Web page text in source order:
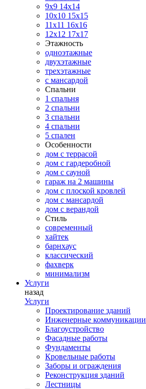
9х9 14х14
10х10 15х15
11x11 16х16
12х12 17х17
Этажность
одноэтажные
двухэтажные
трехэтажные
с мансардой
Спальни
1 спальня
2 спальни
3 спальни
4 спальни
5 спален
Особенности
дом с террасой
дом с гардеробной
дом с сауной
гараж на 2 машины
дом с плоской кровлей
дом с мансардой
дом с верандой
Стиль
современный
хайтек
барнхаус
классический
фахверк
минимализм
Услуги
назад
Услуги
Проектирование зданий
Инженерные коммуникации
Благоустройство
Фасадные работы
Фундаменты
Кровельные работы
Заборы и ограждения
Реконструкция зданий
Лестницы